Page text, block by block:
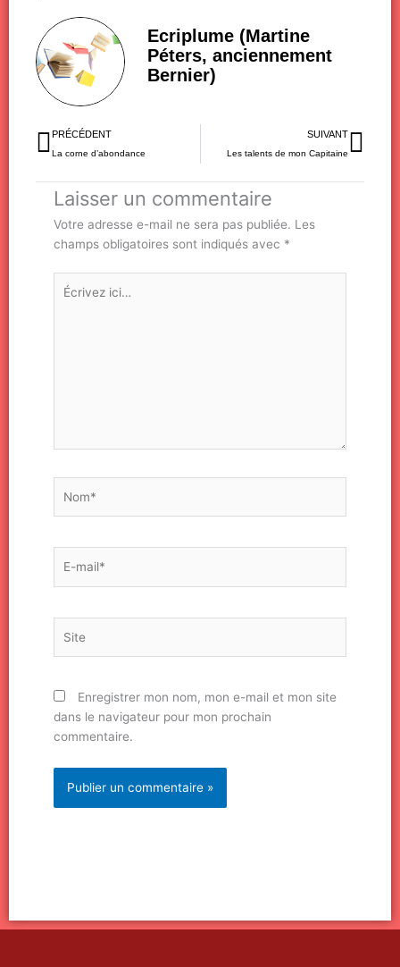
Ecriplume (Martine
Péters, anciennement
Bernier)
Précédent
PRÉCÉDENT
La corne d’abondance
SUIVANT
Les talents de mon Capitaine
Laisser un commentaire
Votre adresse e-mail ne sera pas publiée. Les
champs obligatoires sont indiqués avec *
Écrivez
ici…
mail*
Enregistrer mon nom, mon e-mail et mon site
dans le navigateur pour mon prochain
commentaire.